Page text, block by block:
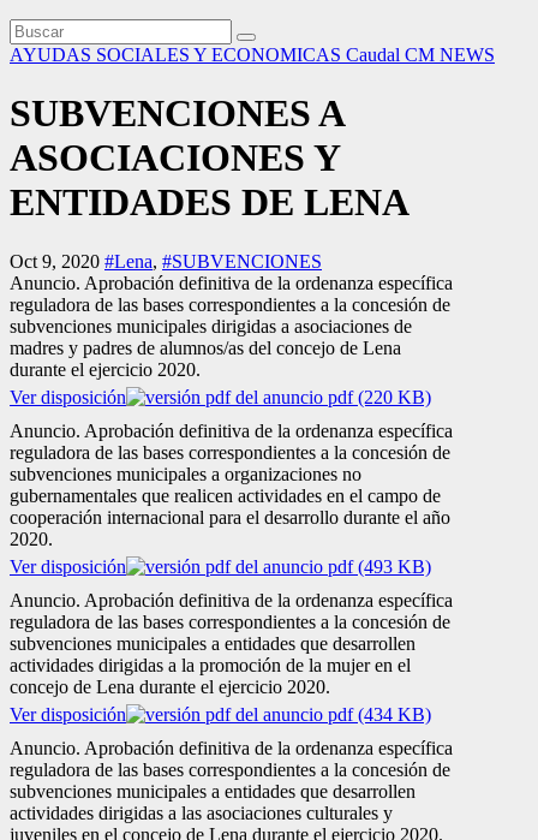
AYUDAS SOCIALES Y ECONOMICAS Caudal CM NEWS
SUBVENCIONES A
ASOCIACIONES Y
ENTIDADES DE LENA
Oct 9, 2020 #Lena, #SUBVENCIONES
Anuncio. Aprobación definitiva de la ordenanza específica
reguladora de las bases correspondientes a la concesión de
subvenciones municipales dirigidas a asociaciones de
madres y padres de alumnos/as del concejo de Lena
durante el ejercicio 2020.
Ver disposición
pdf (220 KB)
Anuncio. Aprobación definitiva de la ordenanza específica
reguladora de las bases correspondientes a la concesión de
subvenciones municipales a organizaciones no
gubernamentales que realicen actividades en el campo de
cooperación internacional para el desarrollo durante el año
2020.
Ver disposición
pdf (493 KB)
Anuncio. Aprobación definitiva de la ordenanza específica
reguladora de las bases correspondientes a la concesión de
subvenciones municipales a entidades que desarrollen
actividades dirigidas a la promoción de la mujer en el
concejo de Lena durante el ejercicio 2020.
Ver disposición
pdf (434 KB)
Anuncio. Aprobación definitiva de la ordenanza específica
reguladora de las bases correspondientes a la concesión de
subvenciones municipales a entidades que desarrollen
actividades dirigidas a las asociaciones culturales y
juveniles en el concejo de Lena durante el ejercicio 2020.